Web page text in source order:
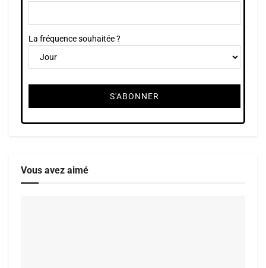
La fréquence souhaitée ?
Vous avez aimé